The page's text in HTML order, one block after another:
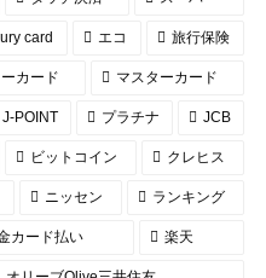
card エコ 旅行保険
カード マスターカード
J-POINT プラチナ JCB
ビットコイン クレヒス
ニッセン ランキング
カード払い 楽天